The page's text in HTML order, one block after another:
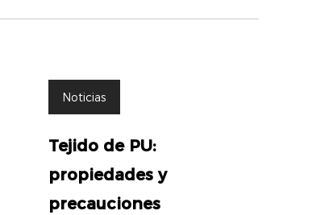
Noticias
Tejido de PU:
propiedades y
precauciones